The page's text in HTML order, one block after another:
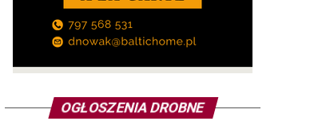
OGŁOSZENIA DROBNE